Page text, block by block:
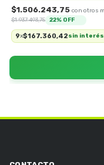
$1.506.243,75
$1.937.493,75 22% OFF
9x$167.360,42sin interés